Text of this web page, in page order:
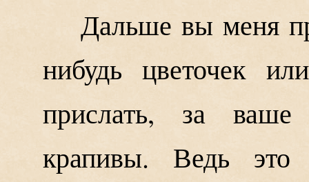
Дальше вы меня
нибудь цветочек
прислать, за ваше
крапивы. Ведь